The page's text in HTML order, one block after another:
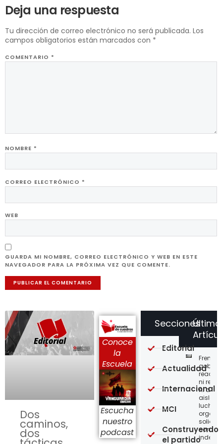
Deja una respuesta
Tu dirección de correo electrónico no será publicada. Los
campos obligatorios están marcados con *
COMENTARIO *
NOMBRE *
CORREO ELECTRÓNICO *
WEB
GUARDA MI NOMBRE, CORREO ELECTRÓNICO Y WEB EN ESTE
NAVEGADOR PARA LA PRÓXIMA VEZ QUE COMENTE.
Dos
caminos,
dos
Conoce
la
Escuela
Escucha
nuestro
podcast
Frente
ni
ni
lucha,
con
Secciones
Editorial
Actualidad
Internacional
MCI
Construyendo
el partido